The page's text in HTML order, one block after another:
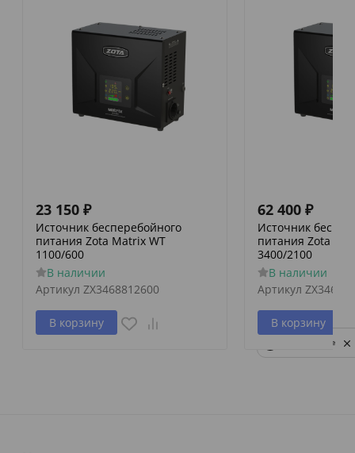
23 150 ₽
Источник бесперебойного
питания Zota Matrix WT
1100/600
В наличии
Артикул ZX3468812600
В корзину
62 400 ₽
Источник
питания Zota
3400/2100
В наличии
Артикул
В корзину
Privacy notice